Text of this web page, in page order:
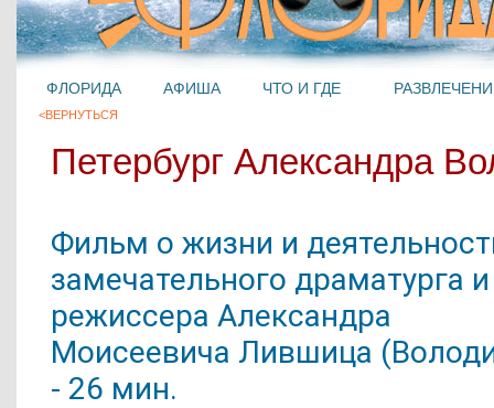
ФЛОРИДА АФИША ЧТО И ГДЕ
<ВЕРНУТЬСЯ
Петербург Александра
Фильм о жизни и
замечательного драматурга и
режиссера Александра
Моисеевича Лившица
- 26 мин.